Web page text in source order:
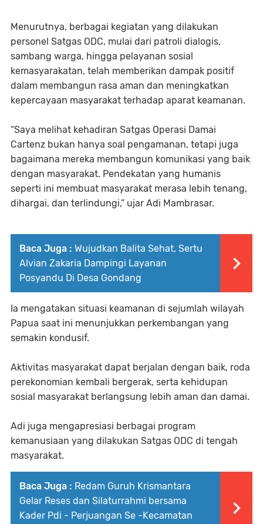
Menurutnya, berbagai kegiatan yang dilakukan
personel Satgas ODC, mulai dari patroli dialogis,
sambang warga, hingga pelayanan sosial
kemasyarakatan, telah memberikan dampak positif
dalam membangun rasa aman dan meningkatkan
kepercayaan masyarakat terhadap aparat keamanan.
“Saya melihat kehadiran Satgas Operasi Damai
Cartenz bukan hanya soal pengamanan, tetapi juga
bagaimana mereka membangun komunikasi yang baik
dengan masyarakat. Pendekatan yang humanis
seperti ini membuat masyarakat merasa lebih tenang,
dihargai, dan terlindungi,” ujar Adi Mambrasar.
Baca Juga : Wujudkan Balita Sehat, Sertu
Alvian Zakaria Dampingi Layanan
Posyandu Di Desa Gondang
Ia mengatakan situasi keamanan di sejumlah wilayah
Papua saat ini menunjukkan perkembangan yang
semakin kondusif.
Aktivitas masyarakat dapat berjalan dengan baik, roda
perekonomian kembali bergerak, serta kehidupan
sosial masyarakat berlangsung lebih aman dan damai.
Adi juga mengapresiasi berbagai program
kemanusiaan yang dilakukan Satgas ODC di tengah
masyarakat.
Baca Juga : Redam Guruh Krismantara
Gelar Reses dan Silaturrahmi bersama
Kader Pdi - Perjuangan Se -Kecamatan